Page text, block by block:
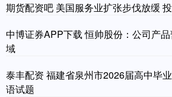
期货配资吧 美国服务业扩张步伐放缓
中博证券APP下载 恒帅股份：公司产
域
泰丰配资 福建省泉州市2026届高中毕
语试题